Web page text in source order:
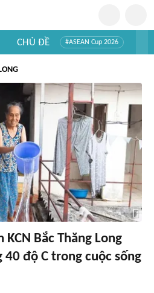
CHỦ ĐỀ #ASEAN Cup 2026
KCN Bắc Thăng Long
độ C trong cuộc sống